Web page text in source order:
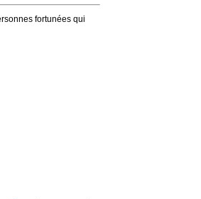
fortunées qui